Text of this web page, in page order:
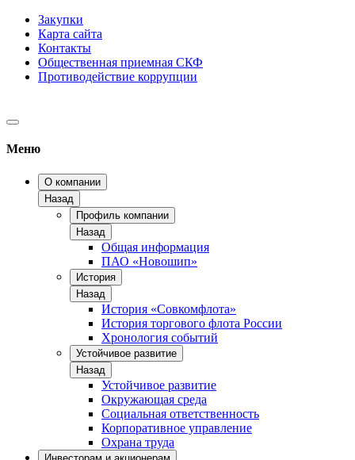
Закупки
Карта сайта
Контакты
Общественная приемная СКФ
Противодействие коррупции
Меню
О компании
Назад
Профиль компании
Назад
Общая информация
ПАО «Новошип»
История
Назад
История «Совкомфлота»
История торгового флота России
Хронология событий
Устойчивое развитие
Назад
Устойчивое развитие
Окружающая среда
Социальная ответственность
Корпоративное управление
Охрана труда